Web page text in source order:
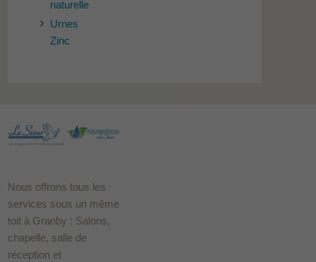
naturelle
Urnes
Zinc
Nous offrons tous les
services sous un même
toit à Granby : Salons,
chapelle, salle de
réception et